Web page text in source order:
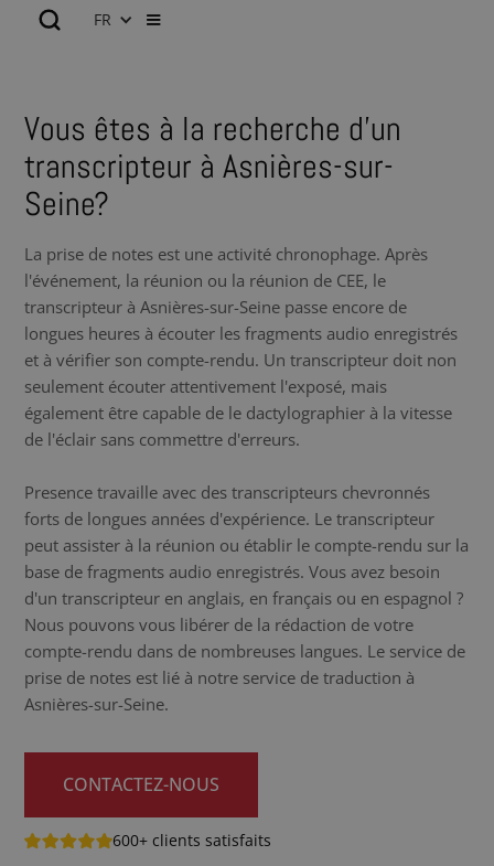
FR
Vous êtes à la recherche d’un
transcripteur à Asnières-sur-
Seine?
La prise de notes est une activité chronophage. Après
l'événement, la réunion ou la réunion de CEE, le
transcripteur à Asnières-sur-Seine passe encore de
longues heures à écouter les fragments audio enregistrés
et à vérifier son compte-rendu. Un transcripteur doit non
seulement écouter attentivement l'exposé, mais
également être capable de le dactylographier à la vitesse
de l'éclair sans commettre d'erreurs.
Presence travaille avec des transcripteurs chevronnés
forts de longues années d'expérience. Le transcripteur
peut assister à la réunion ou établir le compte-rendu sur la
base de fragments audio enregistrés. Vous avez besoin
d'un transcripteur en anglais, en français ou en espagnol ?
Nous pouvons vous libérer de la rédaction de votre
compte-rendu dans de nombreuses langues. Le service de
prise de notes est lié à notre service de traduction à
Asnières-sur-Seine.
CONTACTEZ-NOUS
600+ clients satisfaits